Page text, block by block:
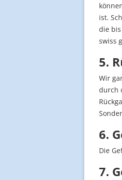
ist.
die
swiss
5.
Wir
durch
6.
Die
7.